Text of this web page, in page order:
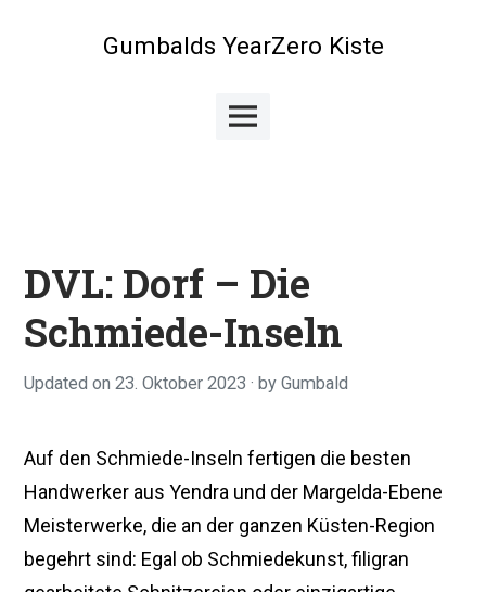
Gumbalds YearZero Kiste
Main
Menu
DVL: Dorf – Die
Schmiede-Inseln
Updated on23. Oktober 2023 9
r
l
2
0
2
byGumbald
Auf den Schmiede-Inseln fertigen die besten
Handwerker aus Yendra und der Margelda-Ebene
Meisterwerke, die an der ganzen Küsten-Region
begehrt sind: Egal ob Schmiedekunst, filigran